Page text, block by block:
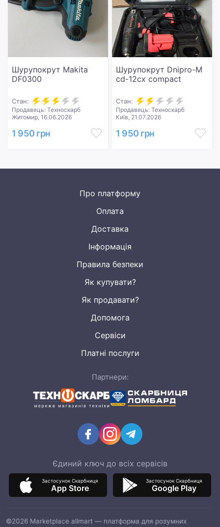
Шурупокрут Makita
DF0300
Стан:
Продавець: Техноскарб
Житомир, 16.06.2026
1 950 грн
Шурупокрут Dnipro-M
cd-12cx compact
Стан:
Продавець: Техноскарб
Київ, 21.07.2026
1 950 грн
Про платформу
Оплата
Доставка
Інформація
Правила безпеки
Як купувати?
Як продавати?
Допомога
Сервіси
Платні послуги
Партнери:
Єдиний ключ до всіх сервісів
Застосунок Скарбниця
App Store
Застосунок Скарбниця
Google Play
©2026 Marketplace allmart — платформа для розумних